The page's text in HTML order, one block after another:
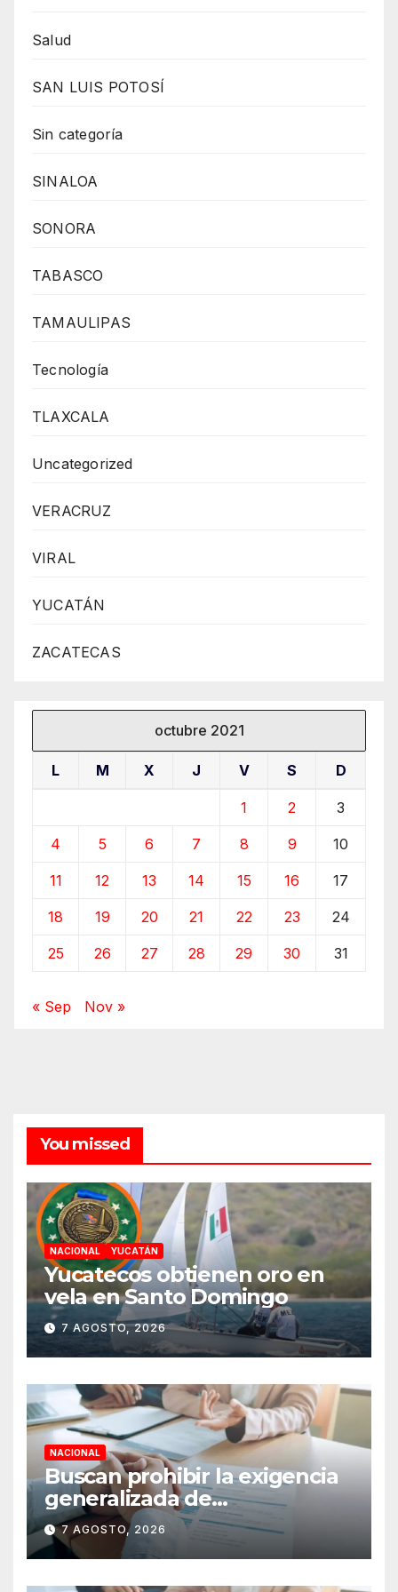
Salud
SAN LUIS POTOSÍ
Sin categoría
SINALOA
SONORA
TABASCO
TAMAULIPAS
Tecnología
TLAXCALA
Uncategorized
VERACRUZ
VIRAL
YUCATÁN
ZACATECAS
octubre 2021
L M X J V S D
1 2 3
4 5 6 7 8 9 10
11 12 13 14 15 16 17
18 19 20 21 22 23 24
25 26 27 28 29 30 31
« Sep Nov »
You missed
NACIONAL YUCATÁN
Yucatecos obtienen oro en
vela en Santo Domingo
7 AGOSTO, 2026
NACIONAL
Buscan prohibir la exigencia
generalizada de
antecedentes penales para
obtener empleo en México
7 AGOSTO, 2026